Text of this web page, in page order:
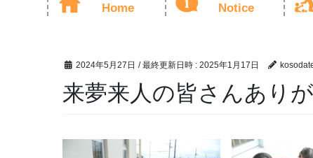
Home
Notice
2024年5月27日 / 最終更新日時 : 2025年1月17日
来夢来人の皆さんあり